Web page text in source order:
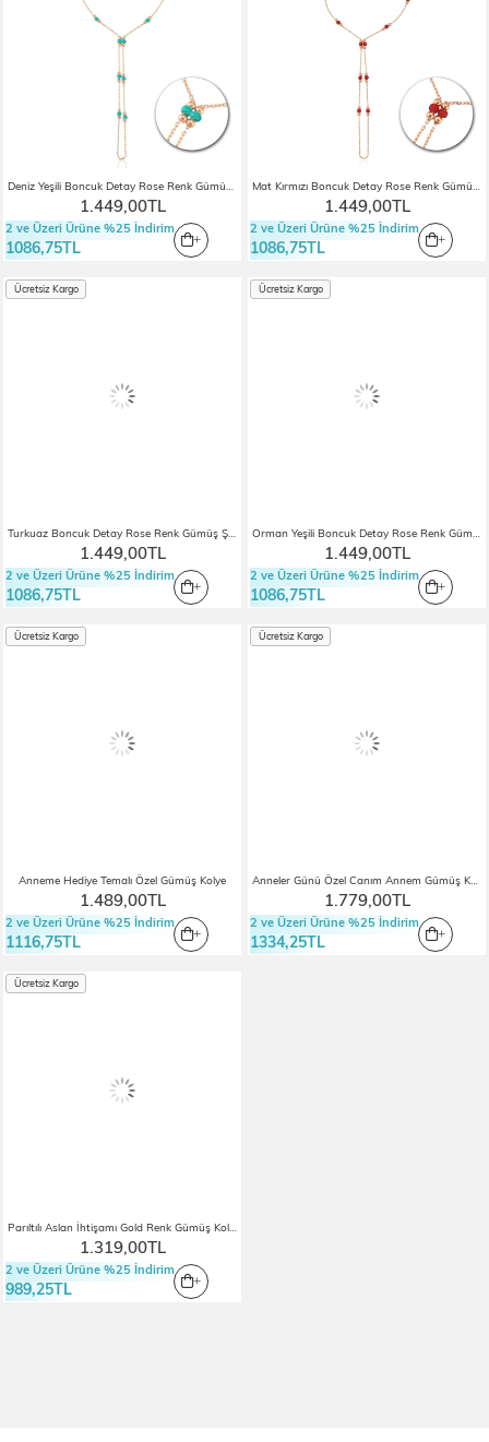
Deniz Yeşili Boncuk Detay Rose Renk Gümüş Şahmeran
1.449,00TL
2 ve Üzeri Ürüne %25 İndirim
1086,75TL
Mat Kırmızı Boncuk Detay Rose Renk Gümüş Şahmeran
1.449,00TL
2 ve Üzeri Ürüne %25 İndirim
1086,75TL
Turkuaz Boncuk Detay Rose Renk Gümüş Şahmeran
1.449,00TL
Ücretsiz Kargo
2 ve Üzeri Ürüne %25 İndirim
1086,75TL
Orman Yeşili Boncuk Detay Rose Renk Gümüş Şahmeran
1.449,00TL
Ücretsiz Kargo
2 ve Üzeri Ürüne %25 İndirim
1086,75TL
Anneme Hediye Temalı Özel Gümüş Kolye
1.489,00TL
Ücretsiz Kargo
2 ve Üzeri Ürüne %25 İndirim
1116,75TL
Anneler Günü Özel Canım Annem Gümüş Kolye
1.779,00TL
Ücretsiz Kargo
2 ve Üzeri Ürüne %25 İndirim
1334,25TL
Parıltılı Aslan İhtişamı Gold Renk Gümüş Kolye
1.319,00TL
Ücretsiz Kargo
2 ve Üzeri Ürüne %25 İndirim
989,25TL